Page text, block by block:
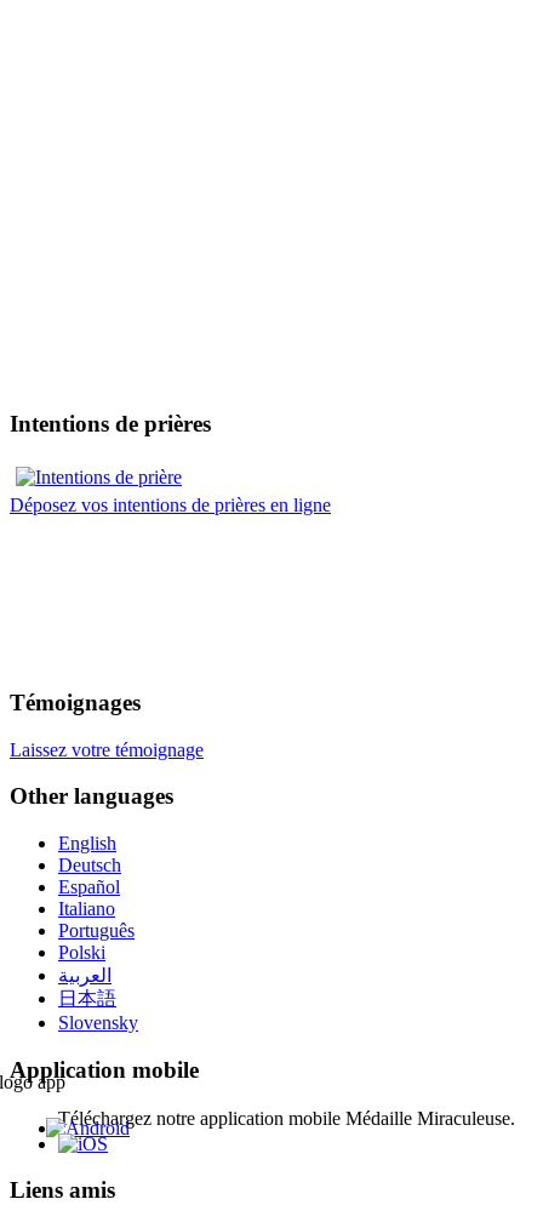
Intentions de prières
Déposez vos intentions de prières en ligne
Témoignages
Laissez votre témoignage
Other languages
English
Deutsch
Español
Italiano
Português
Polski
العربية
日本語
Slovensky
Application mobile
Téléchargez notre application mobile Médaille Miraculeuse.
Liens amis